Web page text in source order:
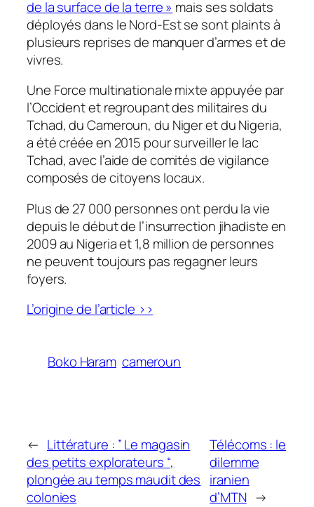
de la surface de la terre » mais ses soldats
déployés dans le Nord-Est se sont plaints à
plusieurs reprises de manquer d’armes et de
vivres.
Une Force multinationale mixte appuyée par
l’Occident et regroupant des militaires du
Tchad, du Cameroun, du Niger et du Nigeria,
a été créée en 2015 pour surveiller le lac
Tchad, avec l’aide de comités de vigilance
composés de citoyens locaux.
Plus de 27 000 personnes ont perdu la vie
depuis le début de l’insurrection jihadiste en
2009 au Nigeria et 1,8 million de personnes
ne peuvent toujours pas regagner leurs
foyers.
L’origine de l’article >>
Boko Haram cameroun
← Littérature : ” Le magasin
des petits explorateurs “,
plongée au temps maudit des
colonies
Télécoms : le
dilemme
iranien
d’MTN →